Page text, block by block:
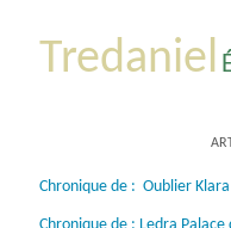
Tredaniel
Chronique de : Oublier